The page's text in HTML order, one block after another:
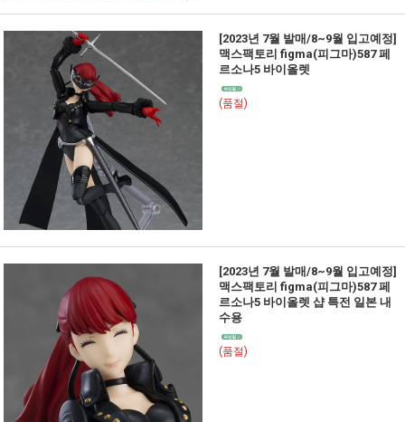
[2023년 7월 발매/8~9월 입고예정]
맥스팩토리 figma(피그마)587 페
르소나5 바이올렛
(품절)
[2023년 7월 발매/8~9월 입고예정]
맥스팩토리 figma(피그마)587 페
르소나5 바이올렛 샵 특전 일본 내
수용
(품절)